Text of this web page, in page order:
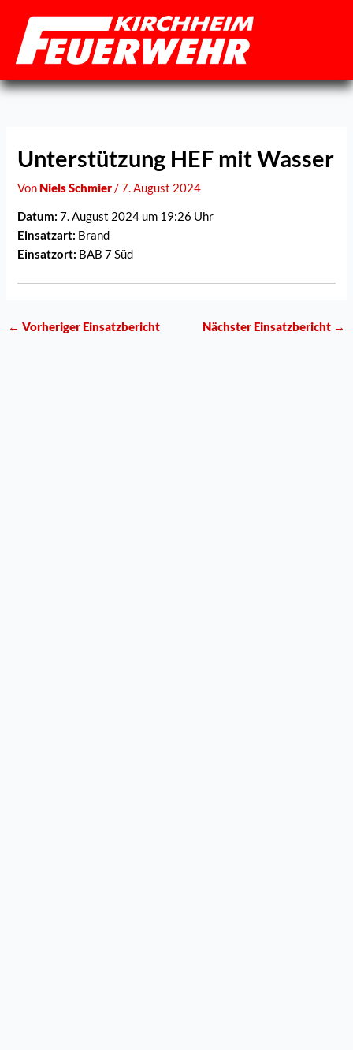
Inhalt
springen
Unterstützung HEF mit Wasser
VonNiels Schmier/7. August 2024
Datum: 7. August 2024 um 19:26 Uhr
Einsatzart: Brand
Einsatzort: BAB 7 Süd
← Vorheriger Einsatzbericht Nächster Einsatzbericht →